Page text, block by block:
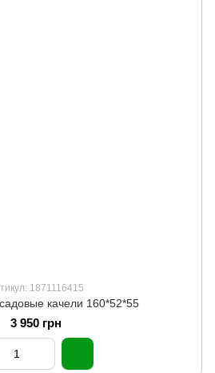
1871116415
качели 160*52*55
3 950 грн